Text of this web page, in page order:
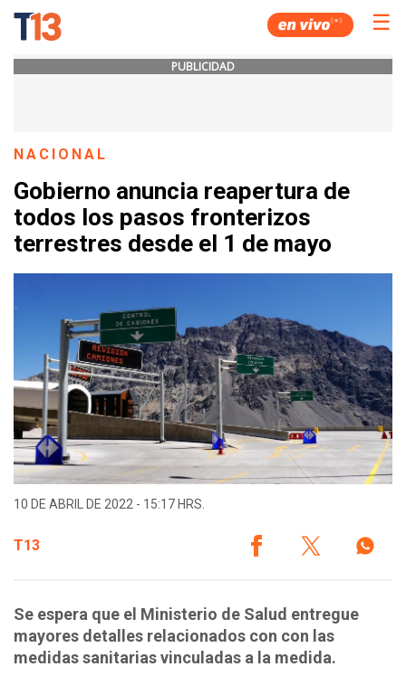
☰
PUBLICIDAD
NACIONAL
Gobierno anuncia reapertura de
todos los pasos fronterizos
terrestres desde el 1 de mayo
10 DE ABRIL DE 2022 - 15:17 HRS.
T13
Se espera que el Ministerio de Salud entregue
mayores detalles relacionados con con las
medidas sanitarias vinculadas a la medida.